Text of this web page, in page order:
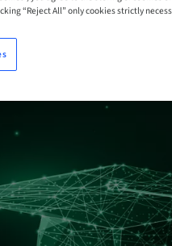
“Reject All” only cookies strictly